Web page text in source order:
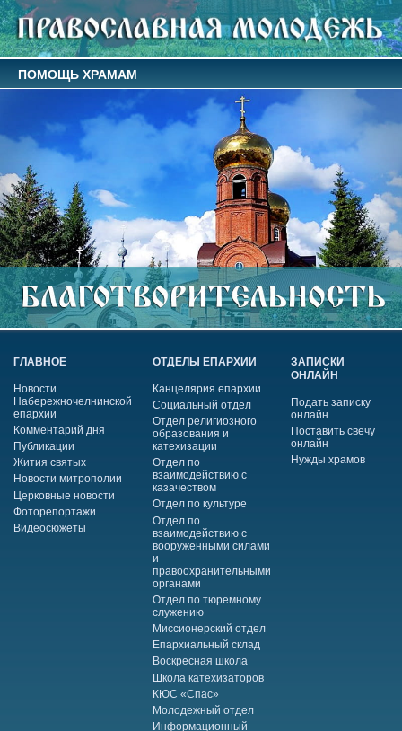
ПОМОЩЬ ХРАМАМ
ГЛАВНОЕ
Новости
Набережночелнинской
епархии
Комментарий дня
Публикации
Жития святых
Новости митрополии
Церковные новости
Фоторепортажи
Видеосюжеты
ОТДЕЛЫ ЕПАРХИИ
Канцелярия епархии
Социальный отдел
Отдел религиозного
образования и
катехизации
Отдел по
взаимодействию с
казачеством
Отдел по культуре
Отдел по
взаимодействию с
вооруженными силами
и
правоохранительными
органами
Отдел по тюремному
служению
Миссионерский отдел
Епархиальный склад
Воскресная школа
Школа катехизаторов
КЮС «Спас»
Молодежный отдел
Информационный
ЗАПИСКИ
ОНЛАЙН
Подать записку
онлайн
Поставить свечу
онлайн
Нужды храмов